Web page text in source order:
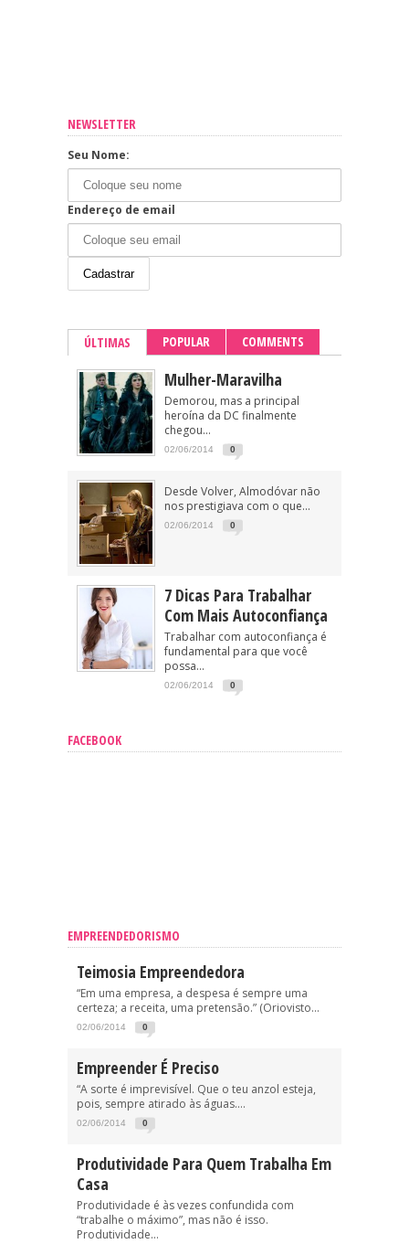
NEWSLETTER
Seu Nome:
Endereço de email
ÚLTIMAS POPULAR COMMENTS
Mulher-Maravilha
Demorou, mas a principal
heroína da DC finalmente
chegou...
02/06/2014 0
Desde Volver, Almodóvar não
nos prestigiava com o que...
02/06/2014 0
7 Dicas Para Trabalhar
Com Mais Autoconfiança
Trabalhar com autoconfiança é
fundamental para que você
possa...
02/06/2014 0
FACEBOOK
EMPREENDEDORISMO
Teimosia Empreendedora
“Em uma empresa, a despesa é sempre uma
certeza; a receita, uma pretensão.” (Oriovisto...
02/06/2014 0
Empreender É Preciso
“A sorte é imprevisível. Que o teu anzol esteja,
pois, sempre atirado às águas....
02/06/2014 0
Produtividade Para Quem Trabalha Em
Casa
Produtividade é às vezes confundida com
“trabalhe o máximo”, mas não é isso.
Produtividade...